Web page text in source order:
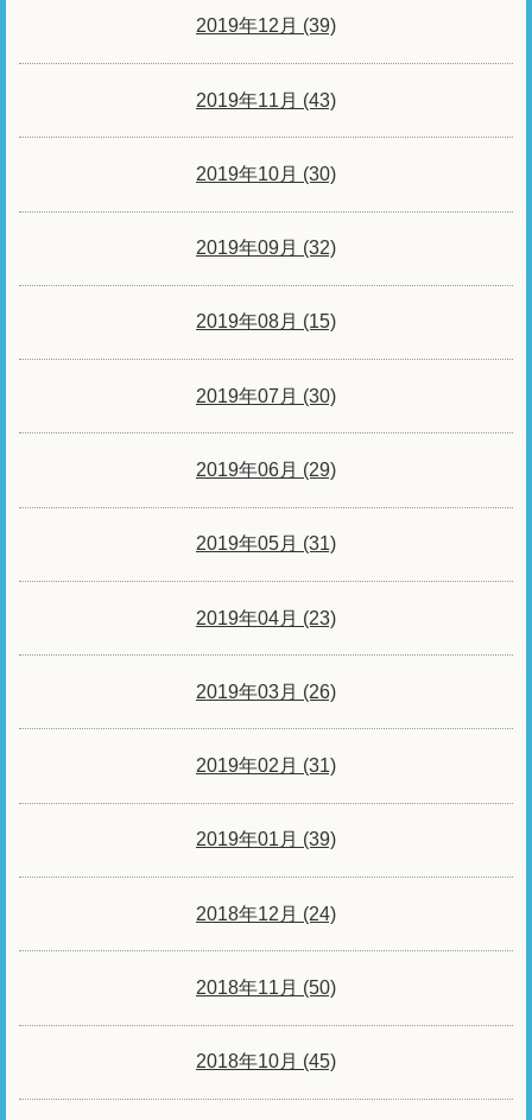
2019年12月 (39)
2019年11月 (43)
2019年10月 (30)
2019年09月 (32)
2019年08月 (15)
2019年07月 (30)
2019年06月 (29)
2019年05月 (31)
2019年04月 (23)
2019年03月 (26)
2019年02月 (31)
2019年01月 (39)
2018年12月 (24)
2018年11月 (50)
2018年10月 (45)